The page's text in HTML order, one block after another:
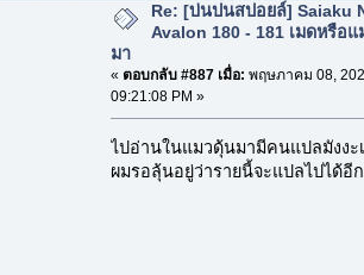
Re: [บ่นปนสปอยล์] Saiaku
Avalon 180 - 181 เมดหรือแ
มา
« ตอบกลับ #887 เมื่อ: พฤษภาคม 08,
09:21:08 PM »
ไปอ่านในแมวดุ้นมามีคนแปลมังง
ผมรอลุ้นอยู่ว่ารายนี้จะแปลไปได้อี